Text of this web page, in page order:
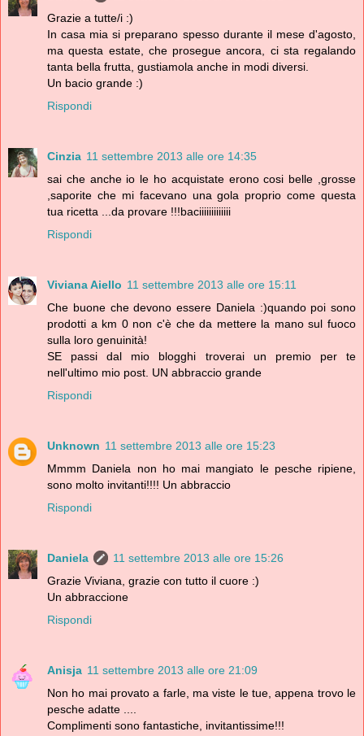
Grazie a tutte/i :)
In casa mia si preparano spesso durante il mese d'agosto,
ma questa estate, che prosegue ancora, ci sta regalando
tanta bella frutta, gustiamola anche in modi diversi.
Un bacio grande :)
Rispondi
Cinzia 11 settembre 2013 alle ore 14:35
sai che anche io le ho acquistate erono cosi belle ,grosse
,saporite che mi facevano una gola proprio come questa
tua ricetta ...da provare !!!baciiiiiiiiiiiii
Rispondi
Viviana Aiello 11 settembre 2013 alle ore 15:11
Che buone che devono essere Daniela :)quando poi sono
prodotti a km 0 non c'è che da mettere la mano sul fuoco
sulla loro genuinità!
SE passi dal mio blogghi troverai un premio per te
nell'ultimo mio post. UN abbraccio grande
Rispondi
Unknown 11 settembre 2013 alle ore 15:23
Mmmm Daniela non ho mai mangiato le pesche ripiene,
sono molto invitanti!!!! Un abbraccio
Rispondi
Daniela
11 settembre 2013 alle ore 15:26
Grazie Viviana, grazie con tutto il cuore :)
Un abbraccione
Rispondi
Anisja 11 settembre 2013 alle ore 21:09
Non ho mai provato a farle, ma viste le tue, appena trovo le
pesche adatte ....
Complimenti sono fantastiche, invitantissime!!!